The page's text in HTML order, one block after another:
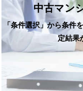
中古マン
「条件選択」から条件
定結果